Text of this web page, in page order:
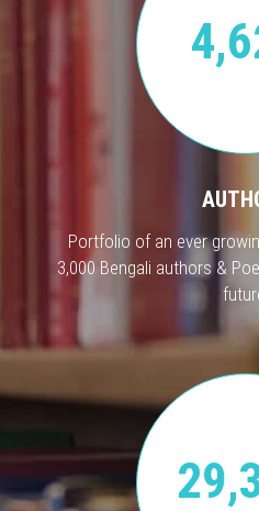
Portfolio of an ever
3,000 Bengali authors &